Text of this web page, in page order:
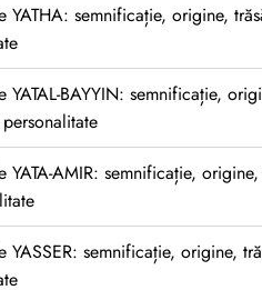
YATHA: semnificație, origine,
YATAL-BAYYIN: semnificație,
YATA-AMIR: semnificație,
YASSER: semnificație, origine,